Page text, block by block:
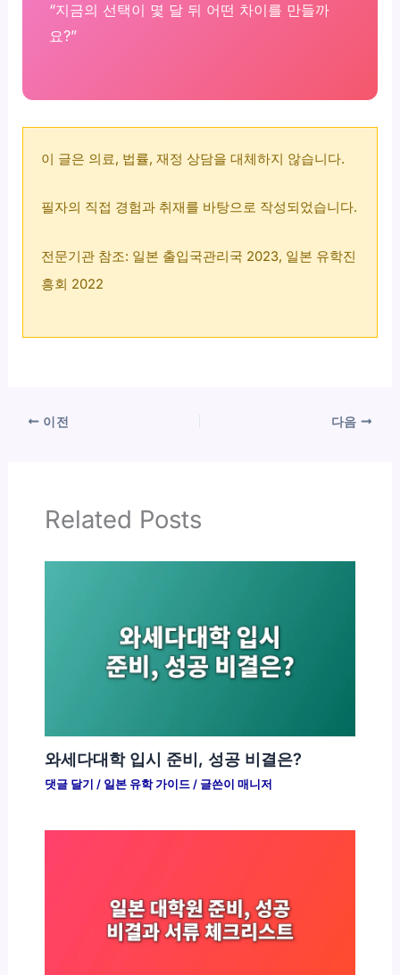
“지금의 선택이 몇 달 뒤 어떤 차이를 만들까
요?”
이 글은 의료, 법률, 재정 상담을 대체하지 않습니다.
필자의 직접 경험과 취재를 바탕으로 작성되었습니다.
전문기관 참조: 일본 출입국관리국 2023, 일본 유학진
흥회 2022
이전 다음
Related Posts
와세다대학 입시 준비, 성공 비결은?
댓글 달기 / 일본 유학 가이드/ 글쓴이 매니저